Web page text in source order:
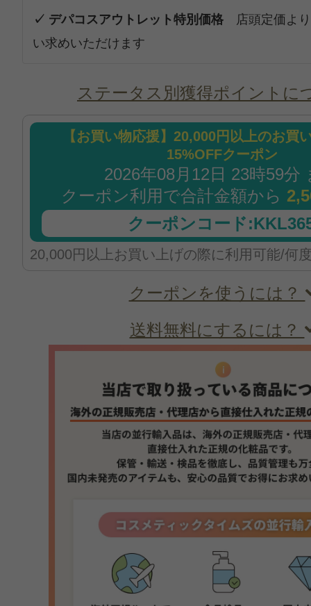
✓ デパコスアウトレット特別価格 店頭定価よ
い求めいただけます
ステータス別獲得ポイントに
【お買い物応援】20,000円以上のお買
15%OFFクーポン
2026年08月12日 23時59分
クーポン利用で合計金額から
クーポンコード
20,000円以上お買い上げの際に利用可能/何
クーポンを使うには？
送料無料にするには？